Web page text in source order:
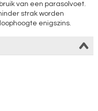
van een parasolvoet.
strak worden
enigszins.